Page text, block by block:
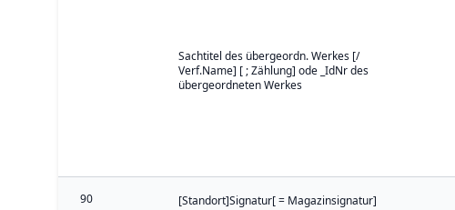
Sachtitel des übergeordn. Werkes [/
Verf.Name] [ ; Zählung] ode _IdNr des
übergeordneten Werkes
90 [Standort]Signatur[ = Magazinsignatur]